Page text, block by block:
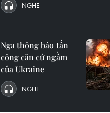
NGHE
Nga thông báo tấn
công căn cứ ngầm
của Ukraine
NGHE